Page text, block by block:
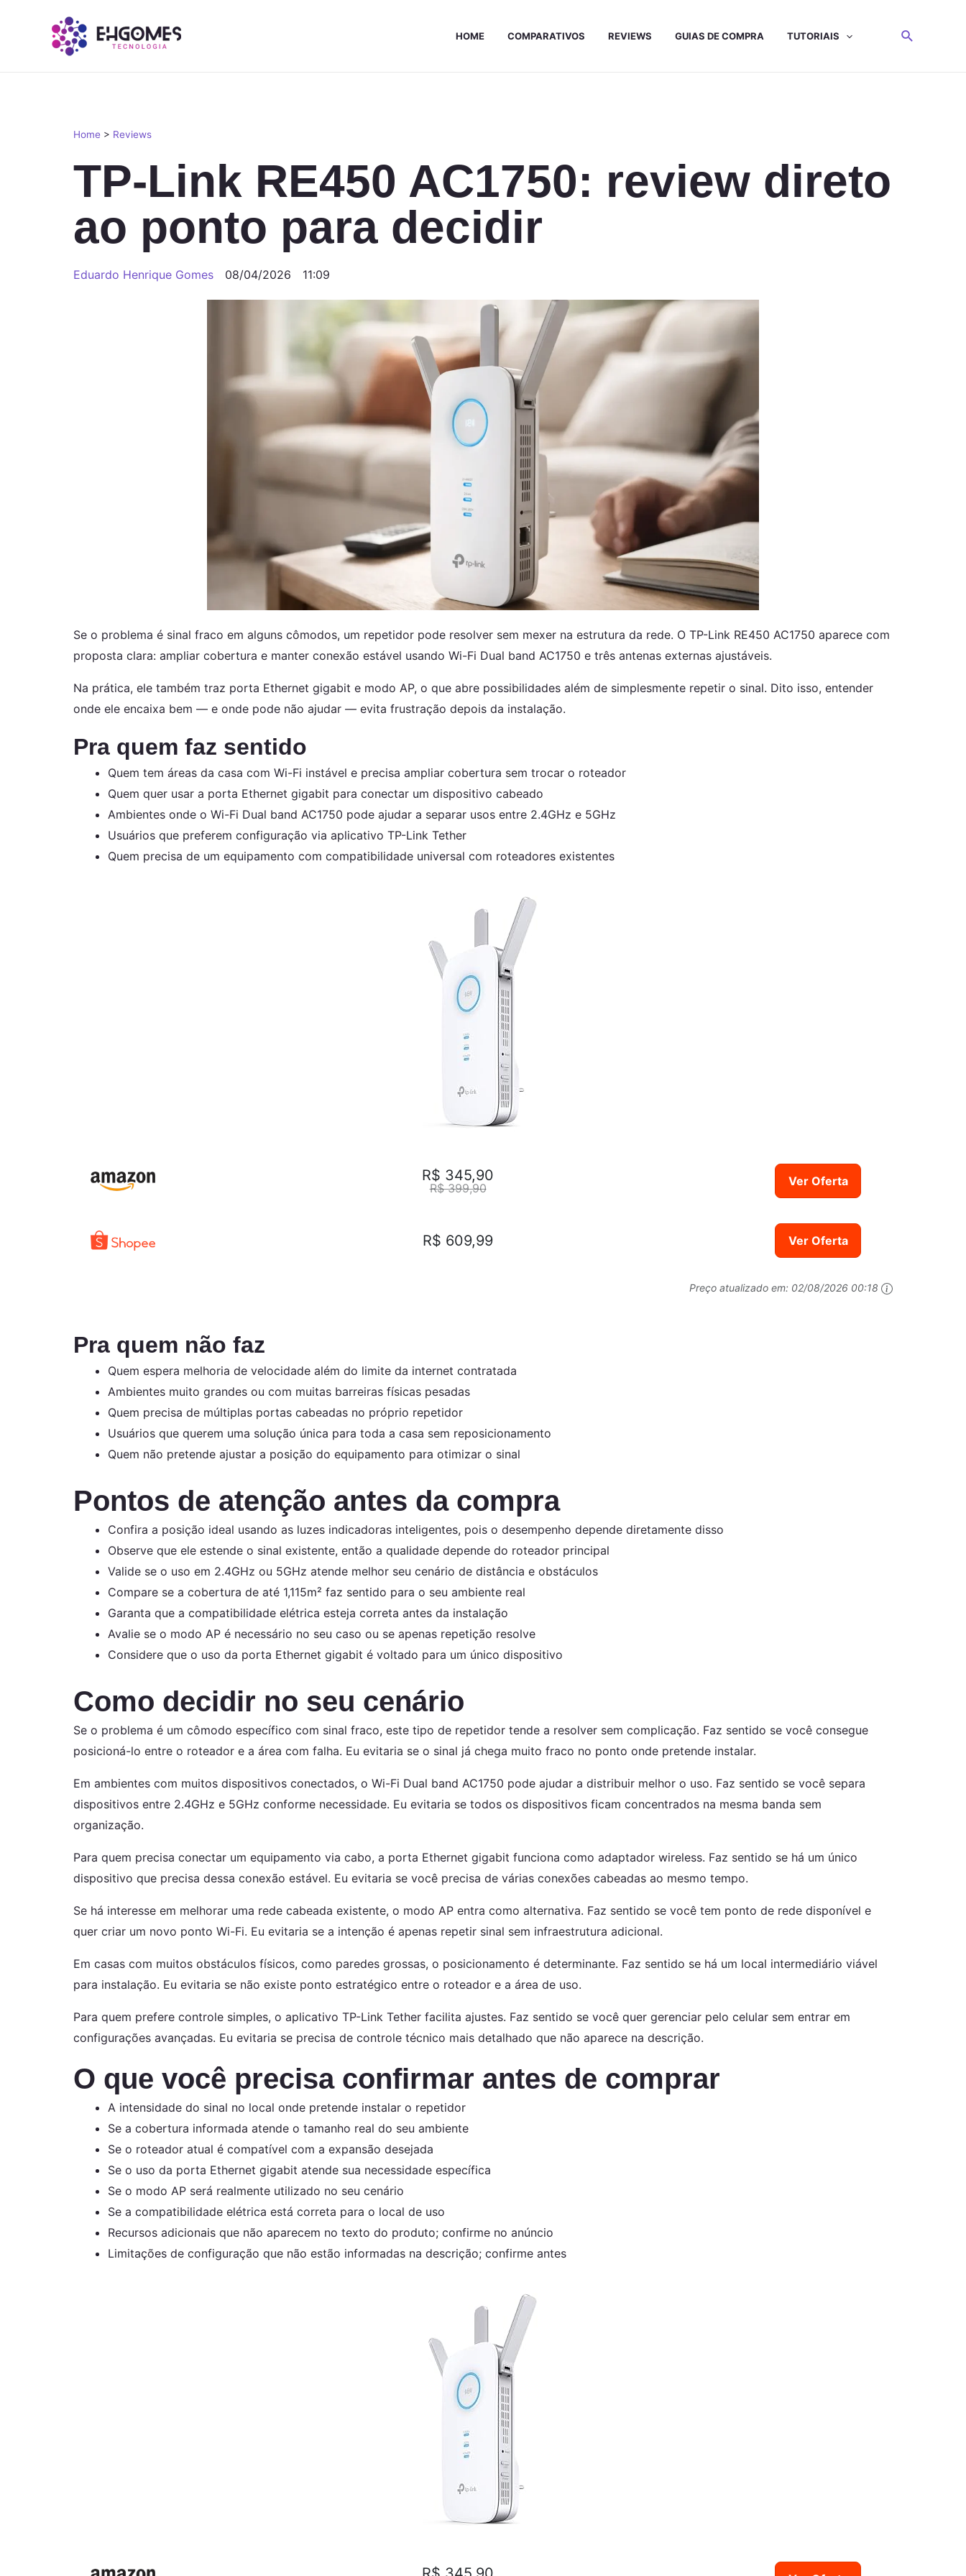
HOME COMPARATIVOS REVIEWS GUIAS DE COMPRA TUTORIAIS
Home > Reviews
TP-Link RE450 AC1750: review direto
ao ponto para decidir
Eduardo Henrique Gomes 08/04/2026 11:09
Se o problema é sinal fraco em alguns cômodos, um repetidor pode resolver sem mexer na estrutura da rede. O TP-Link RE450 AC1750 aparece com
proposta clara: ampliar cobertura e manter conexão estável usando Wi-Fi Dual band AC1750 e três antenas externas ajustáveis.
Na prática, ele também traz porta Ethernet gigabit e modo AP, o que abre possibilidades além de simplesmente repetir o sinal. Dito isso, entender
onde ele encaixa bem — e onde pode não ajudar — evita frustração depois da instalação.
Pra quem faz sentido
Quem tem áreas da casa com Wi-Fi instável e precisa ampliar cobertura sem trocar o roteador
Quem quer usar a porta Ethernet gigabit para conectar um dispositivo cabeado
Ambientes onde o Wi-Fi Dual band AC1750 pode ajudar a separar usos entre 2.4GHz e 5GHz
Usuários que preferem configuração via aplicativo TP-Link Tether
Quem precisa de um equipamento com compatibilidade universal com roteadores existentes
R$ 345,90
R$ 399,90 Ver Oferta
R$ 609,99 Ver Oferta
Preço atualizado em: 02/08/2026 00:18
Pra quem não faz
Quem espera melhoria de velocidade além do limite da internet contratada
Ambientes muito grandes ou com muitas barreiras físicas pesadas
Quem precisa de múltiplas portas cabeadas no próprio repetidor
Usuários que querem uma solução única para toda a casa sem reposicionamento
Quem não pretende ajustar a posição do equipamento para otimizar o sinal
Pontos de atenção antes da compra
Confira a posição ideal usando as luzes indicadoras inteligentes, pois o desempenho depende diretamente disso
Observe que ele estende o sinal existente, então a qualidade depende do roteador principal
Valide se o uso em 2.4GHz ou 5GHz atende melhor seu cenário de distância e obstáculos
Compare se a cobertura de até 1,115m² faz sentido para o seu ambiente real
Garanta que a compatibilidade elétrica esteja correta antes da instalação
Avalie se o modo AP é necessário no seu caso ou se apenas repetição resolve
Considere que o uso da porta Ethernet gigabit é voltado para um único dispositivo
Como decidir no seu cenário
Se o problema é um cômodo específico com sinal fraco, este tipo de repetidor tende a resolver sem complicação. Faz sentido se você consegue
posicioná-lo entre o roteador e a área com falha. Eu evitaria se o sinal já chega muito fraco no ponto onde pretende instalar.
Em ambientes com muitos dispositivos conectados, o Wi-Fi Dual band AC1750 pode ajudar a distribuir melhor o uso. Faz sentido se você separa
dispositivos entre 2.4GHz e 5GHz conforme necessidade. Eu evitaria se todos os dispositivos ficam concentrados na mesma banda sem
organização.
Para quem precisa conectar um equipamento via cabo, a porta Ethernet gigabit funciona como adaptador wireless. Faz sentido se há um único
dispositivo que precisa dessa conexão estável. Eu evitaria se você precisa de várias conexões cabeadas ao mesmo tempo.
Se há interesse em melhorar uma rede cabeada existente, o modo AP entra como alternativa. Faz sentido se você tem ponto de rede disponível e
quer criar um novo ponto Wi-Fi. Eu evitaria se a intenção é apenas repetir sinal sem infraestrutura adicional.
Em casas com muitos obstáculos físicos, como paredes grossas, o posicionamento é determinante. Faz sentido se há um local intermediário viável
para instalação. Eu evitaria se não existe ponto estratégico entre o roteador e a área de uso.
Para quem prefere controle simples, o aplicativo TP-Link Tether facilita ajustes. Faz sentido se você quer gerenciar pelo celular sem entrar em
configurações avançadas. Eu evitaria se precisa de controle técnico mais detalhado que não aparece na descrição.
O que você precisa confirmar antes de comprar
A intensidade do sinal no local onde pretende instalar o repetidor
Se a cobertura informada atende o tamanho real do seu ambiente
Se o roteador atual é compatível com a expansão desejada
Se o uso da porta Ethernet gigabit atende sua necessidade específica
Se o modo AP será realmente utilizado no seu cenário
Se a compatibilidade elétrica está correta para o local de uso
Recursos adicionais que não aparecem no texto do produto; confirme no anúncio
Limitações de configuração que não estão informadas na descrição; confirme antes